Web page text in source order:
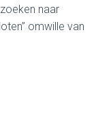
naar
omwille van